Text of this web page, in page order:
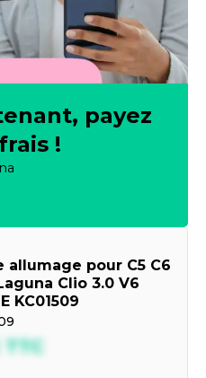
payez
!
allumage pour C5 C6
Clio 3.0 V6
KC01509
TTC